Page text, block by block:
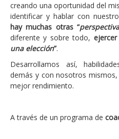
Contacta con nosotros
creando una oportunidad del
identificar y hablar con
hay muchas otras “
diferente y sobre todo,
una elección”.
Desarrollamos así,
demás y con nosotros
mejor rendimiento.
A través de un programa de